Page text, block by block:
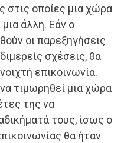
στις οποίες μια χώρα
άλλη. Εάν ο
οι παρεξηγήσεις
σχέσεις, θα
επικοινωνία.
τιμωρηθεί μια χώρα
της να
τους, ίσως ο
θα ήταν